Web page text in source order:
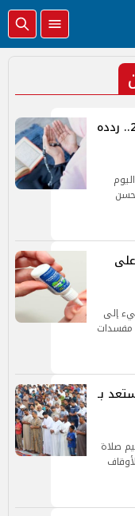
دعاء اليوم الثلاثين من شهر رمضان 2025.. ردده
يحسن
إلى
تستعد بـ
صلاة